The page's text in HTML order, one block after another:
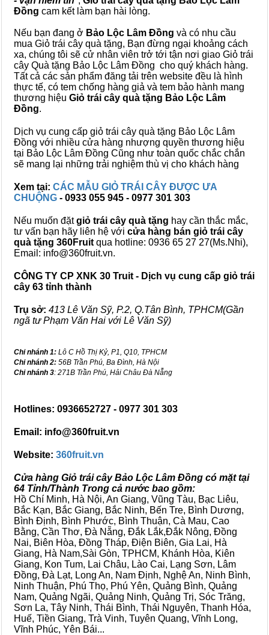
Đồng cam kết làm bạn hài lòng.
Nếu bạn đang ở Bảo Lộc Lâm Đồng và có nhu cầu
mua Giỏ trái cây quà tặng, Bạn đừng ngại khoảng cách
xa, chúng tôi sẽ cử nhân viên trở tới tận nơi giao Giỏ trái
cây Quà tặng Bảo Lộc Lâm Đồng cho quý khách hàng.
Tất cả các sản phẩm đăng tải trên website đều là hình
thực tế, có tem chống hàng giả và tem bảo hành mang
thương hiệu Giỏ trái cây quà tặng Bảo Lộc Lâm
Đồng.
Dịch vụ cung cấp giỏ trái cây quà tặng Bảo Lộc Lâm
Đồng với nhiều cửa hàng nhượng quyền thương hiệu
tại Bảo Lộc Lâm Đồng Cũng như toàn quốc chắc chắn
sẽ mang lại những trải nghiệm thù vị cho khách hàng
Xem tại: CÁC MẪU GIỎ TRÁI CÂY ĐƯỢC ƯA
CHUỘNG - 0933 055 945 - 0977 301 303
Nếu muốn đặtgiỏ trái cây quà tặng hay cần thắc mắc,
tư vấn bạn hãy liên hệ với cửa hàng bán giỏ trái cây
quà tặng 360Fruit qua hotline: 0936 65 27 27(Ms.Nhi),
Email: info@360fruit.vn.
CÔNG TY CP XNK 30 Truit - Dịch vụ cung cấp giỏ trái
cây 63 tỉnh thành
Trụ sở: 413 Lê Văn Sỹ, P.2, Q.Tân Bình, TPHCM(Gần
ngã tư Phạm Văn Hai với Lê Văn Sỹ)
Chi nhánh 1: Lô C Hồ Thị Kỷ, P1, Q10, TPHCM
Chi nhánh 2: 56B Trần Phú, Ba Đình, Hà Nội
Chi nhánh 3: 271B Trần Phú, Hải Châu Đà Nẵng
Hotlines: 0936652727 - 0977 301 303
Email: info@360fruit.vn
Website: 360fruit.vn
Cửa hàng Giỏ trái cây Bảo Lộc Lâm Đồng có mặt tại
64 Tỉnh/Thành Trong cả nước bao gồm:
Hồ Chí Minh, Hà Nội, An Giang, Vũng Tàu, Bạc Liêu,
Bắc Kạn, Bắc Giang, Bắc Ninh, Bến Tre, Bình Dương,
Bình Định, Bình Phước, Bình Thuận, Cà Mau, Cao
Bằng, Cần Thơ, Đà Nẵng, Đắk Lắk,Đắk Nông, Đồng
Nai, Biên Hòa, Đồng Tháp, Điện Biên, Gia Lai, Hà
Giang, Hà Nam,Sài Gòn, TPHCM, Khánh Hòa, Kiên
Giang, Kon Tum, Lai Châu, Lào Cai, Lạng Sơn, Lâm
Đồng, Đà Lạt, Long An, Nam Định, Nghệ An, Ninh Bình,
Ninh Thuận, Phú Thọ, Phú Yên, Quảng Bình, Quảng
Nam, Quảng Ngãi, Quảng Ninh, Quảng Trị, Sóc Trăng,
Sơn La, Tây Ninh, Thái Bình, Thái Nguyên, Thanh Hóa,
Huế, Tiền Giang, Trà Vinh, Tuyên Quang, Vĩnh Long,
Vĩnh Phúc, Yên Bái...